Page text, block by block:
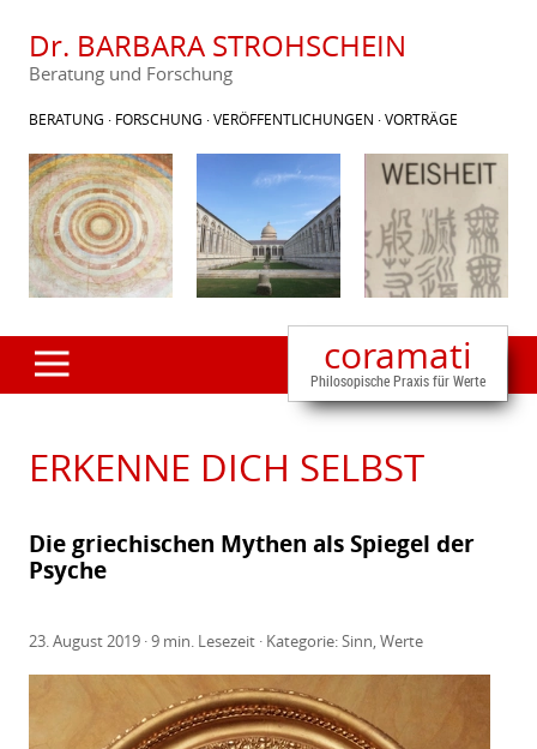
Dr. BARBARA STROHSCHEIN
Beratung und Forschung
BERATUNG · FORSCHUNG · VERÖFFENTLICHUNGEN · VORTRÄGE
+
+
+
coramati
Philosopische Praxis für Werte
ERKENNE DICH SELBST
Die griechischen Mythen als Spiegel der
Psyche
23. August 2019 · 9 min. Lesezeit · Kategorie:Sinn,Werte